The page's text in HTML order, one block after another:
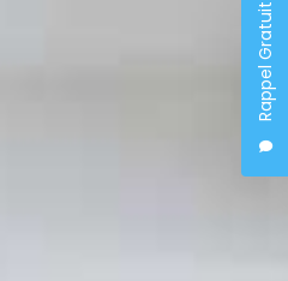
Rappel Gratuit